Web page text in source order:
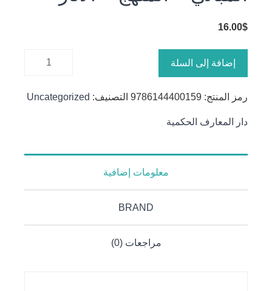
16.00$
الإسلامية :
إضافة إلى السلة
رمز المنتج: 9786144400159 التصنيف: Uncategorized
دار المعارف الحكمية
معلومات إضافية
BRAND
مراجعات (0)